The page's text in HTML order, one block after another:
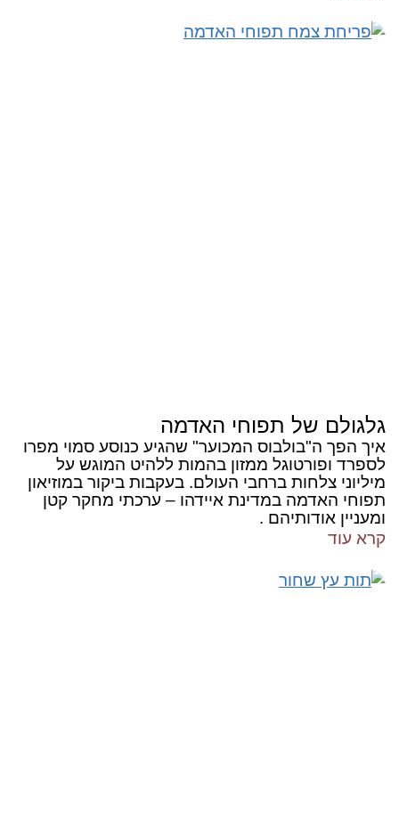
גלגולם של תפוחי האדמה
איך הפך ה"בולבוס המכוער" שהגיע כנוסע סמוי מפרו
לספרד ופורטוגל ממזון בהמות ללהיט המוגש על
מיליוני צלחות ברחבי העולם. בעקבות ביקור במוזיאון
תפוחי האדמה במדינת איידהו – ערכתי מחקר קטן
ומעניין אודותיהם .
קרא עוד